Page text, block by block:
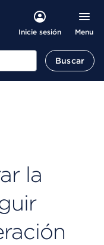
Inicie sesión Menu
Buscar
la